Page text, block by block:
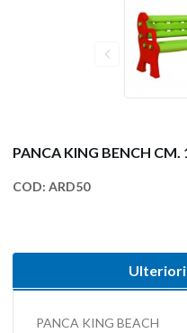
PANCA KING BENCH CM.
COD: ARD50
PANCA KING BEACH